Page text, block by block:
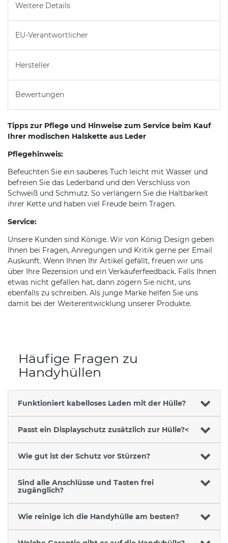
Weitere Details
EU-Verantwortlicher
Hersteller
Bewertungen
Tipps zur Pflege und Hinweise zum Service beim Kauf
Ihrer modischen Halskette aus Leder
Pflegehinweis:
Befeuchten Sie ein sauberes Tuch leicht mit Wasser und
befreien Sie das Lederband und den Verschluss von
Schweiß und Schmutz. So verlängern Sie die Haltbarkeit
ihrer Kette und haben viel Freude beim Tragen.
Service:
Unsere Kunden sind Könige. Wir von König Design geben
Ihnen bei Fragen, Anregungen und Kritik gerne per Email
Auskunft. Wenn Ihnen Ihr Artikel gefällt, freuen wir uns
über Ihre Rezension und ein Verkäuferfeedback. Falls Ihnen
etwas nicht gefallen hat, dann zögern Sie nicht, uns
ebenfalls zu schreiben. Als junge Marke helfen Sie uns
damit bei der Weiterentwicklung unserer Produkte.
Häufige Fragen zu
Handyhüllen
Funktioniert kabelloses Laden mit der Hülle?
Passt ein Displayschutz zusätzlich zur Hülle?<
Wie gut ist der Schutz vor Stürzen?
Sind alle Anschlüsse und Tasten frei
zugänglich?
Wie reinige ich die Handyhülle am besten?